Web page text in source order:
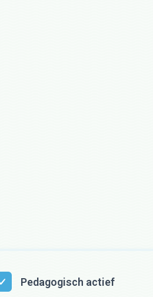
Pedagogisch actief